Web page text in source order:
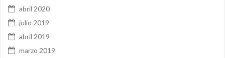
abril 2020
julio 2019
abril 2019
marzo 2019